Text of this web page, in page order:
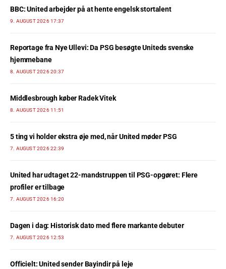
BBC: United arbejder på at hente engelsk stortalent
9. AUGUST 2026 17:37
Reportage fra Nye Ullevi: Da PSG besøgte Uniteds svenske
hjemmebane
8. AUGUST 2026 20:37
Middlesbrough køber Radek Vitek
8. AUGUST 2026 11:51
5 ting vi holder ekstra øje med, når United møder PSG
7. AUGUST 2026 22:39
United har udtaget 22-mandstruppen til PSG-opgøret: Flere
profiler er tilbage
7. AUGUST 2026 16:20
Dagen i dag: Historisk dato med flere markante debuter
7. AUGUST 2026 12:53
Officielt: United sender Bayindir på leje